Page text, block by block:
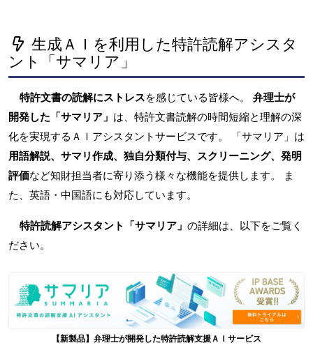
生成ＡＩを利用した特許読解アシスタ
ント「サマリア」
特許文書の読解にストレスを感じている皆様へ。 弁理士が
開発した「サマリア」 は、特許文書読解の時間短縮と理解の深
化を実現するＡＩアシスタントサービスです。 「サマリア」は
用語解説、サマリ作成、独自分類付与、スクリーニング、発明
評価など知財担当者に寄り添う様々な機能を提供します。 ま
た、英語・中国語にも対応しています。
特許読解アシスタント「サマリア」 の詳細は、以下をご覧く
ださい。
【新製品】弁理士が開発した特許読解支援ＡＩサービス